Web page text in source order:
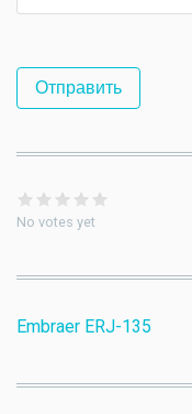
No votes yet
Embraer ERJ-135